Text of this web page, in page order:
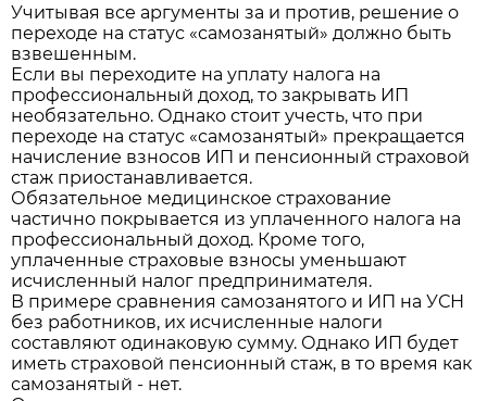
Учитывая все аргументы за и против, решение о
переходе на статус «самозанятый» должно быть
взвешенным.
Если вы переходите на уплату налога на
профессиональный доход, то закрывать ИП
необязательно. Однако стоит учесть, что при
переходе на статус «самозанятый» прекращается
начисление взносов ИП и пенсионный страховой
стаж приостанавливается.
Обязательное медицинское страхование
частично покрывается из уплаченного налога на
профессиональный доход. Кроме того,
уплаченные страховые взносы уменьшают
исчисленный налог предпринимателя.
В примере сравнения самозанятого и ИП на УСН
без работников, их исчисленные налоги
составляют одинаковую сумму. Однако ИП будет
иметь страховой пенсионный стаж, в то время как
самозанятый - нет.